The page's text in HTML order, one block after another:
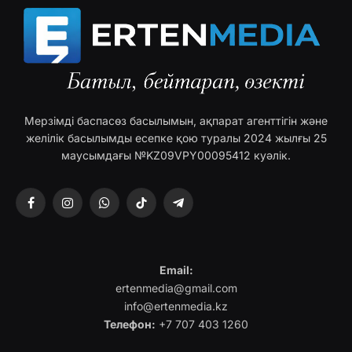
Мерзімді баспасөз басылымын, ақпарат агенттігін және
желілік басылымды есепке қою туралы 2024 жылғы 25
маусымдағы №KZ09VPY00095412 куәлік.
FacebookInstagramWhatsAppTikTok Telegram
Email:
ertenmedia@gmail.com
info@ertenmedia.kz
Телефон: +7 707 403 1260